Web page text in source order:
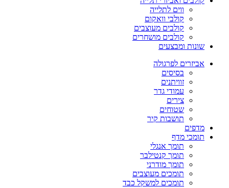
ווים לתלייה
קולבי וואקום
קולבים מעוצבים
קולבים מושחרים
שונות ומבצעים
אביזרים לפרגולה
בסיסים
זוויתנים
עמודי גדר
צירים
שטוחים
תושבות קיר
מדפים
תומכי מדף
תומך אנגלי
תומך קנטילבר
תומך מודרני
תומכים מעוצבים
תומכים למשקל כבד